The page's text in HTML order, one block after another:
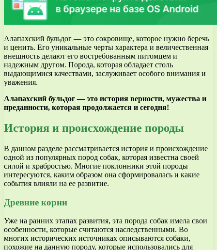
Алапахский бульдог — это сокровище, которое нужно беречь
и ценить. Его уникальные черты характера и величественная
внешность делают его востребованным питомцем и
надежным другом. Порода, которая обладает столь
выдающимися качествами, заслуживает особого внимания и
уважения.
Алапахский бульдог — это история верности, мужества и
преданности, которая продолжается и сегодня!
История и происхождение породы
В данном разделе рассматривается история и происхождение
одной из популярных пород собак, которая известна своей
силой и храбростью. Многие поклонники этой породы
интересуются, каким образом она сформировалась и какие
события влияли на ее развитие.
Древние корни
Уже на ранних этапах развития, эта порода собак имела свои
особенности, которые считаются наследственными. Во
многих исторических источниках описываются собаки,
похожие на данную породу, которые использовались для